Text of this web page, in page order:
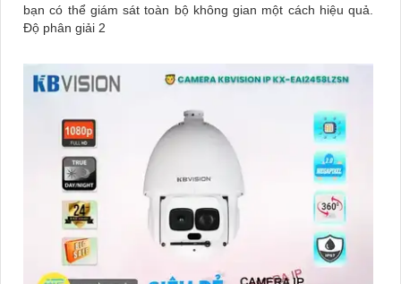
bạn có thể giám sát toàn bộ không gian một cách hiệu quả.
Độ phân giải 2